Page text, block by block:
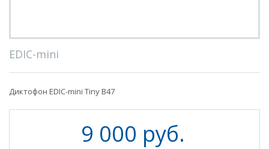
EDIC-mini
Диктофон EDIC-mini Tiny B47
9 000 руб.